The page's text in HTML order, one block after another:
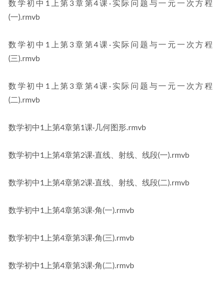
数学初中1上第3章第4课·实际问题与一元一次方程
(一).rmvb
数学初中1上第3章第4课·实际问题与一元一次方程
(三).rmvb
数学初中1上第3章第4课·实际问题与一元一次方程
(二).rmvb
数学初中1上第4章第1课·几何图形.rmvb
数学初中1上第4章第2课·直线、射线、线段(一).rmvb
数学初中1上第4章第2课·直线、射线、线段(二).rmvb
数学初中1上第4章第3课·角(一).rmvb
数学初中1上第4章第3课·角(三).rmvb
数学初中1上第4章第3课·角(二).rmvb